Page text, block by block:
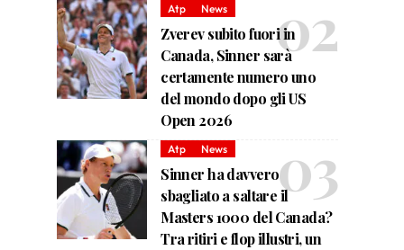
Atp News
Zverev subito fuori in
Canada, Sinner sarà
certamente numero uno
del mondo dopo gli US
Open 2026
Atp News
Sinner ha davvero
sbagliato a saltare il
Masters 1000 del Canada?
Tra ritiri e flop illustri, un